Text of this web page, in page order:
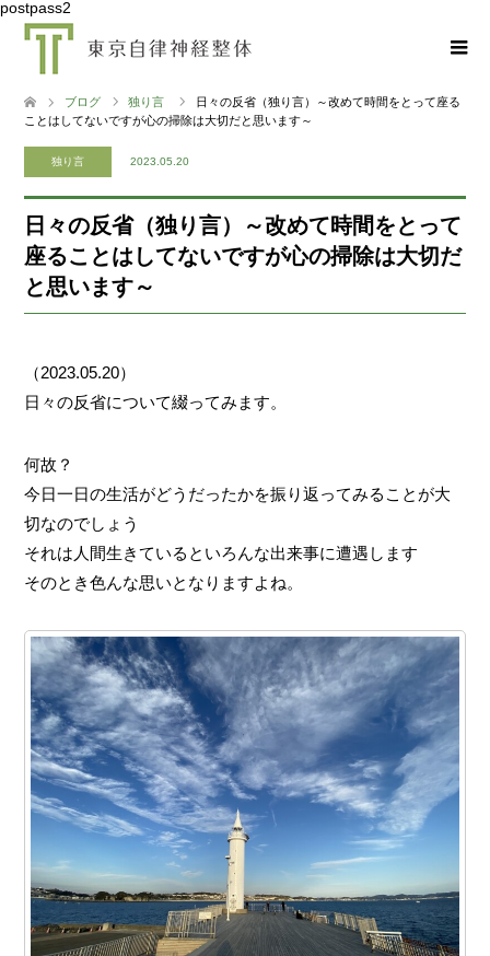
postpass2
ブログ 独り言
日々の反省（独り言）～改めて時間をとって座る
ことはしてないですが心の掃除は大切だと思います～
独り言 2023.05.20
日々の反省（独り言）～改めて時間をとって
座ることはしてないですが心の掃除は大切だ
と思います～
（2023.05.20）
日々の反省について綴ってみます。
何故？
今日一日の生活がどうだったかを振り返ってみることが大
切なのでしょう
それは人間生きているといろんな出来事に遭遇します
そのとき色んな思いとなりますよね。